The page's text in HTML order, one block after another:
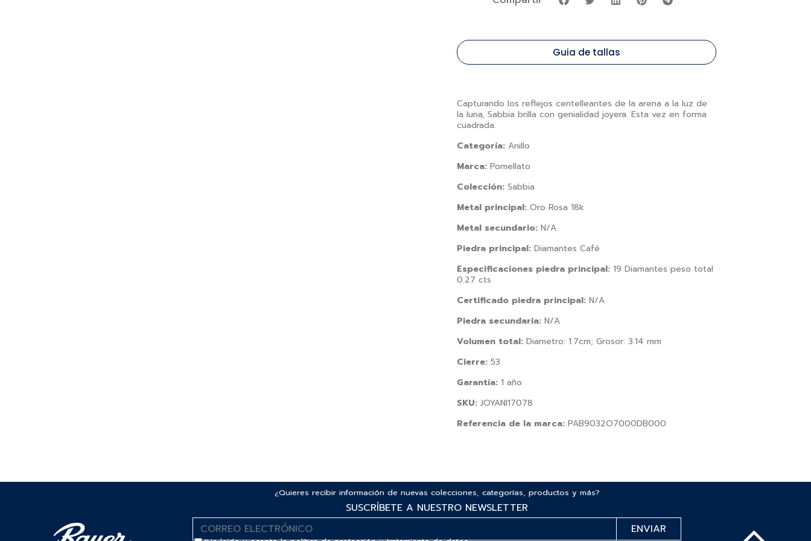
Guia de tallas
Capturando los reflejos centelleantes de la arena a la luz de
la luna, Sabbia brilla con genialidad joyera. Esta vez en forma
cuadrada.
Categoría: Anillo
Marca: Pomellato
Colección: Sabbia
Metal principal: Oro Rosa 18k
Metal secundario: N/A
Piedra principal: Diamantes Café
Especificaciones piedra principal: 19 Diamantes peso total
0.27 cts
Certificado piedra principal: N/A
Piedra secundaria: N/A
Volumen total: Diametro: 1.7cm; Grosor: 3.14 mm
Cierre: 53
Garantía: 1 año
SKU: JOYANI17078
Referencia de la marca: PAB9032O7000DB000
¿Quieres recibir información de nuevas colecciones, categorías, productos y más?
SUSCRÍBETE A NUESTRO NEWSLETTER